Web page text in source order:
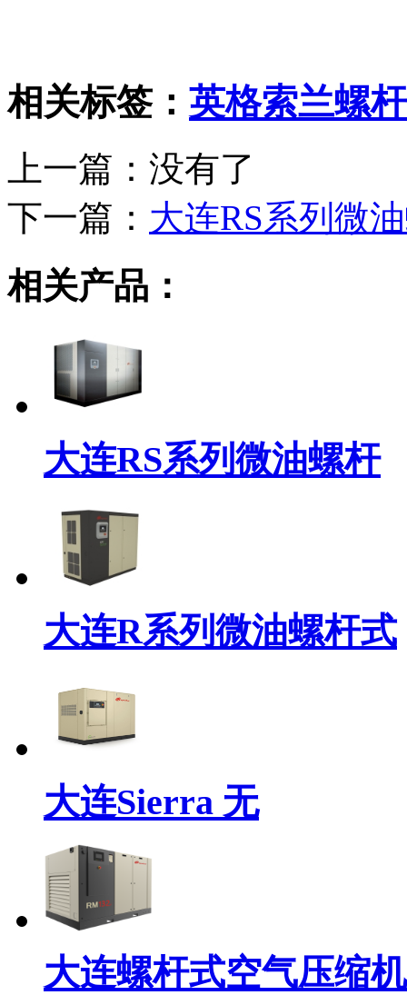
相关标签： 英格索兰螺
上一篇：没有了
下一篇： 大连RS系列微
相关产品：
大连RS系列微油螺杆
大连R系列微油螺杆式
大连Sierra 无
大连螺杆式空气压缩机